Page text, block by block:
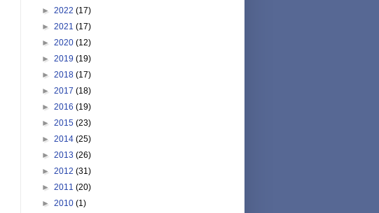
► 2022 (17)
► 2021 (17)
► 2020 (12)
► 2019 (19)
► 2018 (17)
► 2017 (18)
► 2016 (19)
► 2015 (23)
► 2014 (25)
► 2013 (26)
► 2012 (31)
► 2011 (20)
► 2010 (1)